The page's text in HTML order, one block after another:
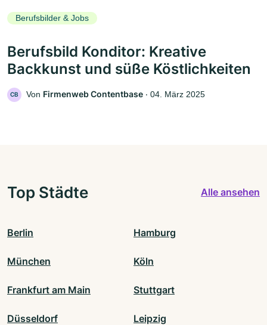
Berufsbilder & Jobs
Berufsbild Konditor: Kreative
Backkunst und süße Köstlichkeiten
CB Von Firmenweb Contentbase ‧ 04. März 2025
Top Städte Alle ansehen
Berlin Hamburg
München Köln
Frankfurt am Main Stuttgart
Düsseldorf Leipzig